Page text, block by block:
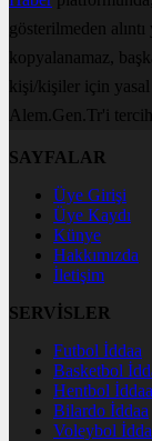
gösterilmeden
kopyalanamaz,
kişi/kişiler için yasal
Alem.Gen.Tr'i
SAYFALAR
Üye Girişi
Üye Kaydı
Künye
Hakkımızda
İletişim
SERVİSLER
Futbol İddaa
Basketbol
Hentbol İddaa
Bilardo İddaa
Voleybol